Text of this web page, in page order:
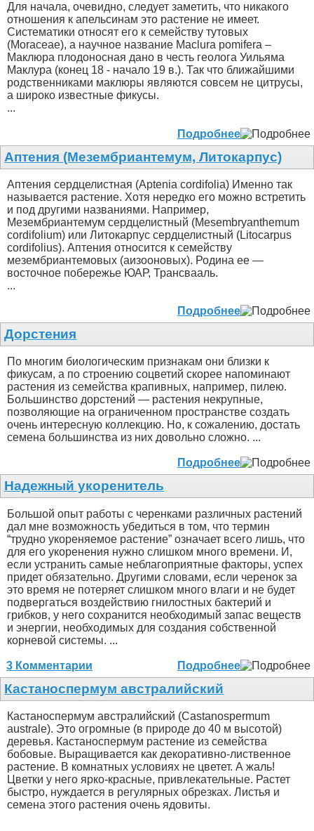
Для начала, очевидно, следует заметить, что никакого
отношения к апельсинам это растение не имеет.
Систематики относят его к семейству тутовых
(Moraceae), а научное название Maclura pomifera –
Маклюра плодоносная дано в честь геолога Уильяма
Маклура (конец 18 - начало 19 в.). Так что ближайшими
родственниками маклюры являются совсем не цитрусы,
а широко известные фикусы.
...
Подробнее
Аптения (Мезембриантемум, Литокарпус)
Аптения сердцелистная (Aptenia cordifolia) Именно так
называется растение. Хотя нередко его можно встретить
и под другими названиями. Например,
Мезембриантемум сердцелистный (Mesembryanthemum
cordifolium) или Литокарпус сердцелистный (Litocarpus
cordifolius). Аптения относится к семейству
мезембриантемовых (аизооновых). Родина ее —
восточное побережье ЮАР, Трансвааль.
...
Подробнее
Дорстения
По многим биологическим признакам они близки к
фикусам, а по строению соцветий скорее напоминают
растения из семейства крапивных, например, пилею.
Большинство дорстений — растения некрупные,
позволяющие на ограниченном пространстве создать
очень интересную коллекцию. Но, к сожалению, достать
семена большинства из них довольно сложно. ...
Подробнее
Надежный укоренитель
Большой опыт работы с черенками различных растений
дал мне возможность убедиться в том, что термин
“трудно укореняемое растение” означает всего лишь, что
для его укоренения нужно слишком много времени. И,
если устранить самые неблагоприятные факторы, успех
придет обязательно. Другими словами, если черенок за
это время не потеряет слишком много влаги и не будет
подвергаться воздействию гнилостных бактерий и
грибков, у него сохранится необходимый запас веществ
и энергии, необходимых для создания собственной
корневой системы. ...
3 Комментарии Подробнее
Кастаноспермум австралийский
Кастаноспермум австралийский (Castanospermum
australe). Это огромные (в природе до 40 м высотой)
деревья. Кастаноспермум растение из семейства
бобовые. Выращивается как декоративно-лиственное
растение. В комнатных условиях не цветет. А жаль!
Цветки у него ярко-красные, привлекательные. Растет
быстро, нуждается в регулярных обрезках. Листья и
семена этого растения очень ядовиты.